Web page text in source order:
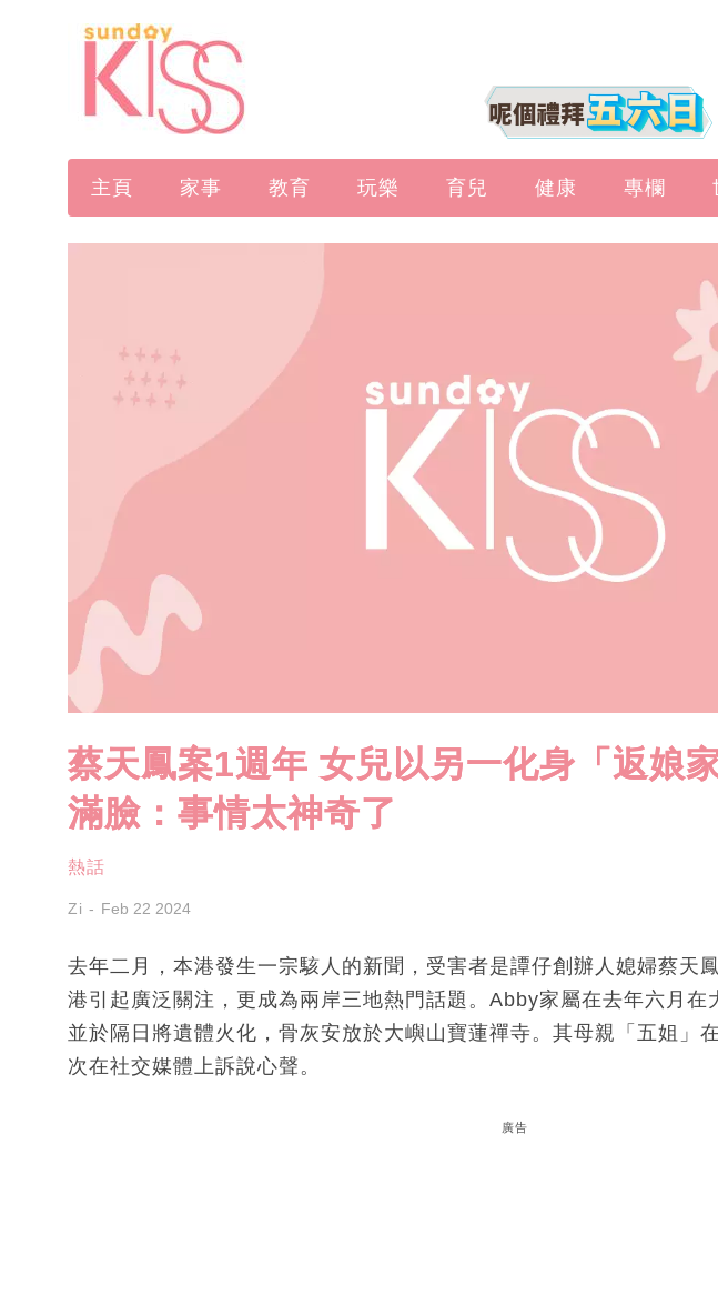
主頁 家事 教育 玩樂 育兒 健康 專欄
蔡天鳳案1週年 女兒以另一化身「返娘
滿臉：事情太神奇了
熱話
Zi Feb 22 2024
去年二月，本港發生一宗駭人的新聞，受害者是譚仔創辦人媳婦蔡天
港引起廣泛關注，更成為兩岸三地熱門話題。Abby家屬在去年六月在
並於隔日將遺體火化，骨灰安放於大嶼山寶蓮禪寺。其母親「五姐」
次在社交媒體上訴說心聲。
廣告